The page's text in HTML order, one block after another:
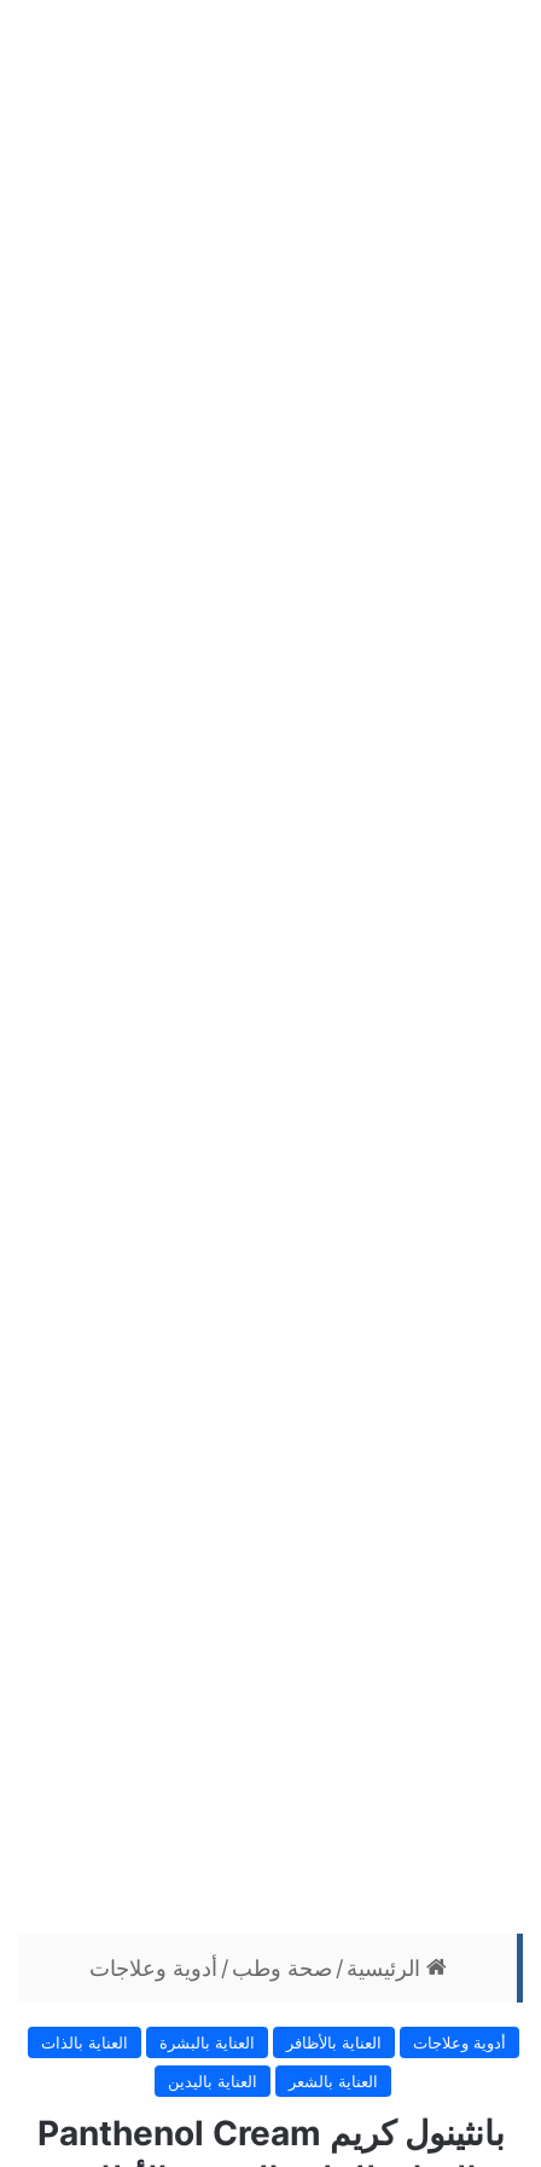
الرئيسية / صحة وطب / أدوية وعلاجات
أدوية وعلاجات العناية بالأظافر العناية بالبشرة
العناية بالذات
العناية بالشعر
العناية باليدين
بانثينول كريم Panthenol Cream